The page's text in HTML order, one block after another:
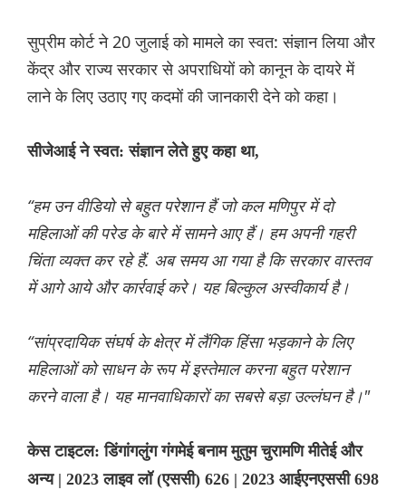
सुप्रीम कोर्ट ने 20 जुलाई को मामले का स्वत: संज्ञान लिया और
केंद्र और राज्य सरकार से अपराधियों को कानून के दायरे में
लाने के लिए उठाए गए कदमों की जानकारी देने को कहा।
सीजेआई ने स्वत: संज्ञान लेते हुए कहा था,
“हम उन वीडियो से बहुत परेशान हैं जो कल मणिपुर में दो
महिलाओं की परेड के बारे में सामने आए हैं। हम अपनी गहरी
चिंता व्यक्त कर रहे हैं. अब समय आ गया है कि सरकार वास्तव
में आगे आये और कार्रवाई करे। यह बिल्कुल अस्वीकार्य है।
“सांप्रदायिक संघर्ष के क्षेत्र में लैंगिक हिंसा भड़काने के लिए
महिलाओं को साधन के रूप में इस्तेमाल करना बहुत परेशान
करने वाला है। यह मानवाधिकारों का सबसे बड़ा उल्लंघन है।"
केस टाइटल: डिंगांगलुंग गंगमेई बनाम मुतुम चुरामणि मीतेई और
अन्य | 2023 लाइव लॉ (एससी) 626 | 2023 आईएनएससी 698